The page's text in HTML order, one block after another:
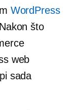
WordPress
što
web
sada